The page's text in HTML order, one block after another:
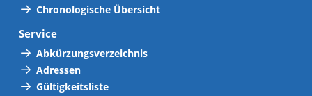
Chronologische Übersicht
Service
Abkürzungsverzeichnis
Adressen
Gültigkeitsliste